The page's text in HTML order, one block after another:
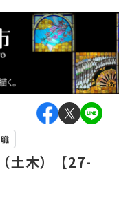
土木）【27-